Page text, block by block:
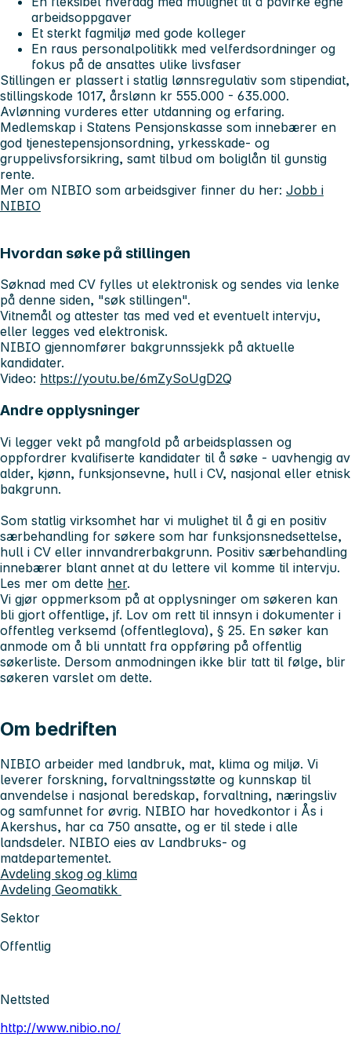
arbeidsoppgaver
Et sterkt fagmiljø med gode kolleger
En raus personalpolitikk med velferdsordninger og
fokus på de ansattes ulike livsfaser
Stillingen er plassert i statlig lønnsregulativ som stipendiat,
stillingskode 1017, årslønn kr 555.000 - 635.000.
Avlønning vurderes etter utdanning og erfaring.
Medlemskap i Statens Pensjonskasse som innebærer en
god tjenestepensjonsordning, yrkesskade- og
gruppelivsforsikring, samt tilbud om boliglån til gunstig
rente.
Mer om NIBIO som arbeidsgiver finner du her: Jobb i
NIBIO
Hvordan søke på stillingen
Søknad med CV fylles ut elektronisk og sendes via lenke
på denne siden, "søk stillingen".
Vitnemål og attester tas med ved et eventuelt intervju,
eller legges ved elektronisk.
NIBIO gjennomfører bakgrunnssjekk på aktuelle
kandidater.
Video: https://youtu.be/6mZySoUgD2Q
Andre opplysninger
Vi legger vekt på mangfold på arbeidsplassen og
oppfordrer kvalifiserte kandidater til å søke - uavhengig av
alder, kjønn, funksjonsevne, hull i CV, nasjonal eller etnisk
bakgrunn.
Som statlig virksomhet har vi mulighet til å gi en positiv
særbehandling for søkere som har funksjonsnedsettelse,
hull i CV eller innvandrerbakgrunn. Positiv særbehandling
innebærer blant annet at du lettere vil komme til intervju.
Les mer om dette her.
Vi gjør oppmerksom på at opplysninger om søkeren kan
bli gjort offentlige, jf. Lov om rett til innsyn i dokumenter i
offentleg verksemd (offentleglova), § 25. En søker kan
anmode om å bli unntatt fra oppføring på offentlig
søkerliste. Dersom anmodningen ikke blir tatt til følge, blir
søkeren varslet om dette.
Om bedriften
NIBIO arbeider med landbruk, mat, klima og miljø. Vi
leverer forskning, forvaltningsstøtte og kunnskap til
anvendelse i nasjonal beredskap, forvaltning, næringsliv
og samfunnet for øvrig. NIBIO har hovedkontor i Ås i
Akershus, har ca 750 ansatte, og er til stede i alle
landsdeler. NIBIO eies av Landbruks- og
matdepartementet.
Avdeling skog og klima
Avdeling Geomatikk
Sektor
Offentlig
Nettsted
http://www.nibio.no/